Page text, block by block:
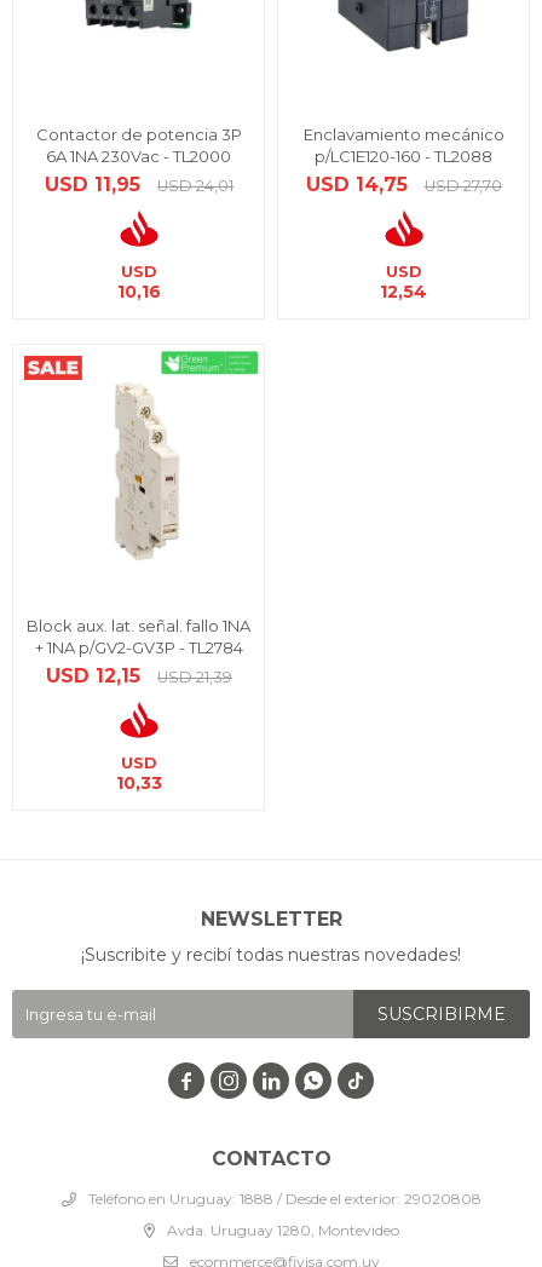
Contactor de potencia 3P
6A 1NA 230Vac - TL2000
USD 11,95 USD 24,01
USD
10,16
Enclavamiento mecánico
p/LC1E120-160 - TL2088
USD 14,75 USD 27,70
USD
12,54
Block aux. lat. señal. fallo 1NA
+ 1NA p/GV2-GV3P - TL2784
USD 12,15 USD 21,39
USD
10,33
CONTACTO
Teléfono en Uruguay: 1888 / Desde el exterior: 29020808
Avda. Uruguay 1280, Montevideo
ecommerce@fivisa.com.uy
NEWSLETTER
¡Suscribite y recibí todas nuestras novedades!
SUSCRIBIRME
   